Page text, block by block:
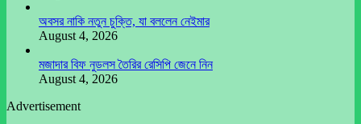
অবসর নাকি নতুন চুক্তি, যা বললেন নেইমার
August 4, 2026
মজাদার বিফ নুডলস তৈরির রেসিপি জেনে নিন
August 4, 2026
Advertisement